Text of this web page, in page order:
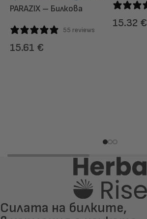
PARAZIX – Билкова
корема и балансирано
храносмилане
55 reviews
15.61 €
15.32 €
Силата на билките,